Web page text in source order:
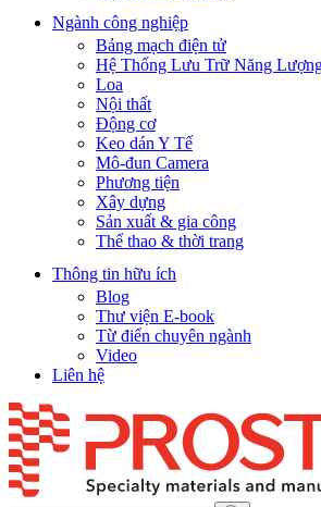
Ngành công nghiệp
Bảng mạch điện tử
Hệ Thống Lưu Trữ Năng
Loa
Nội thất
Động cơ
Keo dán Y Tế
Mô-đun Camera
Phương tiện
Xây dựng
Sản xuất & gia công
Thể thao & thời trang
Thông tin hữu ích
Blog
Thư viện E-book
Từ điển chuyên ngành
Video
Liên hệ
Skip
to
content